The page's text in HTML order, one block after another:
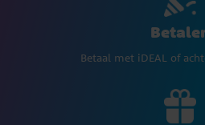
Betaal met iDEAL of